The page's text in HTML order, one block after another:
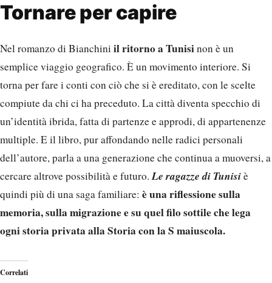
Tornare per capire
Nel romanzo di Bianchini il ritorno a Tunisinon è un
semplice viaggio geografico. È un movimento interiore. Si
torna per fare i conti con ciò che si è ereditato, con le scelte
compiute da chi ci ha preceduto. La città diventa specchio di
un’identità ibrida, fatta di partenze e approdi, di appartenenze
multiple. E il libro, pur affondando nelle radici personali
dell’autore, parla a una generazione che continua a muoversi, a
cercare altrove possibilità e futuro.Le ragazze di Tunisiè
quindi più di una saga familiare: è una riflessione sulla
memoria, sulla migrazione e su quel filo sottile che lega
ogni storia privata alla Storia con la S maiuscola.
Correlati